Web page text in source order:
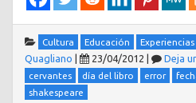
Cultura Educación Experiencias
Quagliano | 23/04/2012 | Deja
cervantes
día del libro error
shakespeare